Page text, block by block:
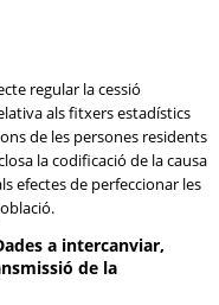
regular la cessió
als fitxers estadístics
de les persones residents
la codificació de la causa
efectes de perfeccionar les
a intercanviar,
de la